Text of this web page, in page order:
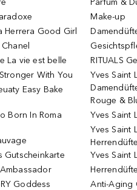
Herrera Good Girl
La vie est belle
With You
Easy Bake
Born In Roma
Gutscheinkarte
Goddess
Make-up
RITUALS
Yves Saint
Rouge &
Yves Saint
Yves Saint
Herrendüfte
Yves Saint
Herrendüfte
Anti-Aging